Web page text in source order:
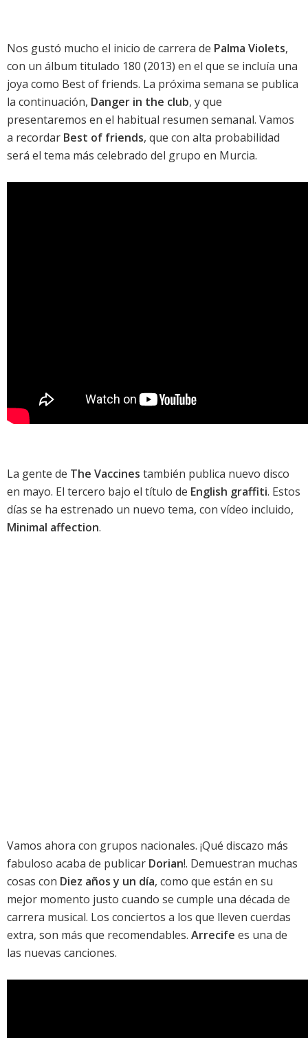
Nos gustó mucho el inicio de carrera de Palma Violets,
con un álbum titulado 180 (2013) en el que se incluía una
joya como Best of friends. La próxima semana se publica
la continuación, Danger in the club, y que
presentaremos en el habitual resumen semanal. Vamos
a recordar Best of friends, que con alta probabilidad
será el tema más celebrado del grupo en Murcia.
La gente de The Vaccines también publica nuevo disco
en mayo. El tercero bajo el título de English graffiti. Estos
días se ha estrenado un nuevo tema, con vídeo incluido,
Minimal affection.
Vamos ahora con grupos nacionales. ¡Qué discazo más
fabuloso acaba de publicar Dorian!. Demuestran muchas
cosas con Diez años y un día, como que están en su
mejor momento justo cuando se cumple una década de
carrera musical. Los conciertos a los que lleven cuerdas
extra, son más que recomendables. Arrecife es una de
las nuevas canciones.